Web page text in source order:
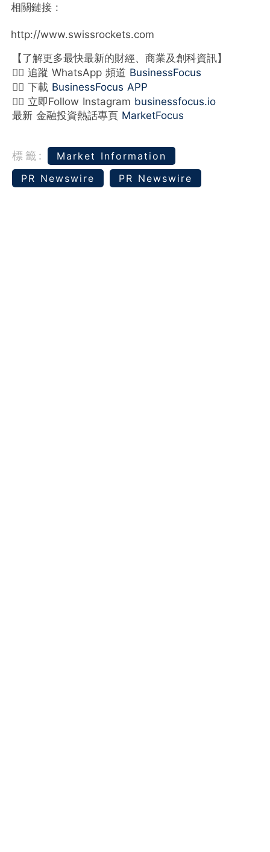
相關鏈接 :
http://www.swissrockets.com
【了解更多最快最新的財經、商業及創科資訊】
👉🏻 追蹤 WhatsApp 頻道 BusinessFocus
👉🏻 下載 BusinessFocus APP
👉🏻 立即Follow Instagram businessfocus.io
最新 金融投資熱話專頁 MarketFocus
標籤:
Market Information
PR Newswire
PR Newswire